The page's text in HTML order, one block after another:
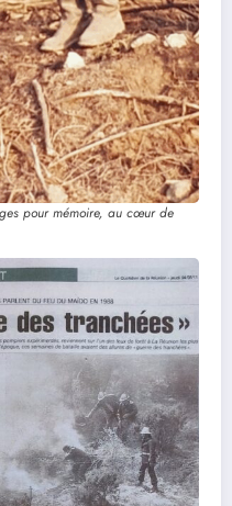
pour mémoire, au cœur de